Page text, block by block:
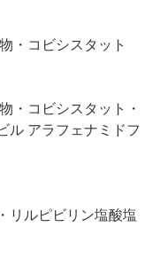
・コビシスタット
・コビシスタット・
ル アラフェナミドフ
リルピビリン塩酸塩